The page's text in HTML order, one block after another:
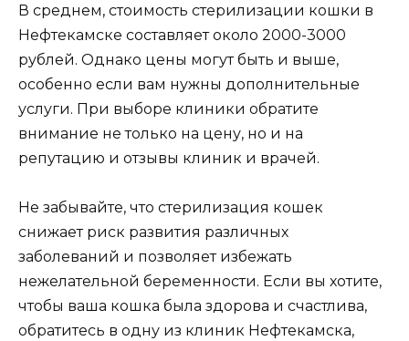
В среднем, стоимость стерилизации кошки в
Нефтекамске составляет около 2000-3000
рублей. Однако цены могут быть и выше,
особенно если вам нужны дополнительные
услуги. При выборе клиники обратите
внимание не только на цену, но и на
репутацию и отзывы клиник и врачей.
Не забывайте, что стерилизация кошек
снижает риск развития различных
заболеваний и позволяет избежать
нежелательной беременности. Если вы хотите,
чтобы ваша кошка была здорова и счастлива,
обратитесь в одну из клиник Нефтекамска,